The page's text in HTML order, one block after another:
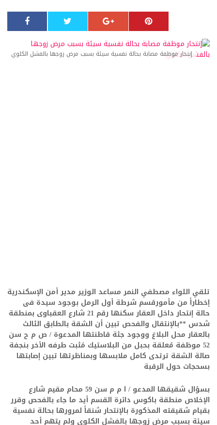
إنتحار موظفة مصابة بحالة نفسية سيئة بسبب مرض زوجها بالفشل الكلوي
تلقي اللواء مصطفي النمر مساعد الوزير مدير أمن الإسكندرية
إخطاراً من مأمورقسم شرطة أول الرمل بوجود سيدة فى
حالة إنتحار داخل العقار سكنها رقم 21 شارع العقباوى بمنطقة
شدس **بالإنتقال والفحص تبين أن الشقة بالطابق الثالث
بالعقار محل البلاغ ووجود جثة قاطنتها المدعوة / ص م ح سن
52 موظفة مٌعلقة بحبل من البلاستيك مُثبت طرفه الأخر بنجفة
صالة الشقة ترتدى كامل ملابسها وبمناظرتها تبين إصابتها
بسحجات حول الرقبة
بسؤال شقيقها المدعو / ا م م سن 59 محام مقيم شارع
الإخلاص منطقة باكوس دائرة القسم أيد ما جاء بالفحص وقرر
بقيام شقيقته المذكورة بالإنتحار شنقاً لمرورها بحالة نفسية
سيئة بسبب مرض زوجها بالفشل الكلوي ولم يتهم أحد